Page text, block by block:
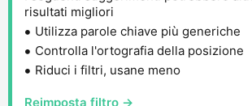
risultati migliori
Utilizza parole chiave più generiche
Controlla l'ortografia della posizione
Riduci i filtri, usane meno
Reimposta filtro →